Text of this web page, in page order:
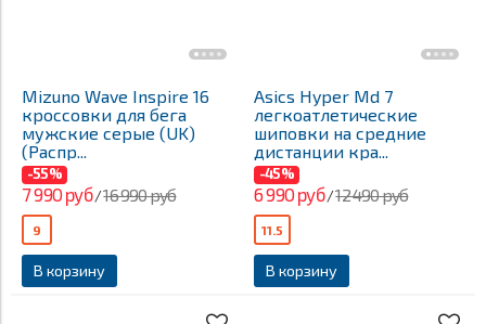
Mizuno Wave Inspire 16
кроссовки для бега
мужские серые (UK)
(Распр...
-55%
7 990 руб/16 990 руб
В корзину
9
Asics Hyper Md 7
легкоатлетические
шиповки на средние
дистанции кра...
-45%
6 990 руб/12 490 руб
В корзину
11.5